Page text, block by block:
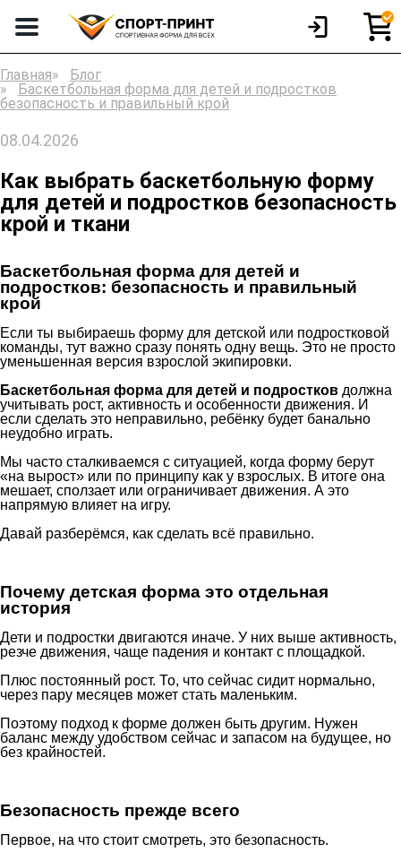
Главная
Блог
Баскетбольная форма для детей и подростков
безопасность и правильный крой
08.04.2026
Как выбрать баскетбольную форму
для детей и подростков безопасность
крой и ткани
Баскетбольная форма для детей и
подростков: безопасность и правильный
крой
Если ты выбираешь форму для детской или подростковой
команды, тут важно сразу понять одну вещь. Это не просто
уменьшенная версия взрослой экипировки.
Баскетбольная форма для детей и подростков должна
учитывать рост, активность и особенности движения. И
если сделать это неправильно, ребёнку будет банально
неудобно играть.
Мы часто сталкиваемся с ситуацией, когда форму берут
«на вырост» или по принципу как у взрослых. В итоге она
мешает, сползает или ограничивает движения. А это
напрямую влияет на игру.
Давай разберёмся, как сделать всё правильно.
Почему детская форма это отдельная
история
Дети и подростки двигаются иначе. У них выше активность,
резче движения, чаще падения и контакт с площадкой.
Плюс постоянный рост. То, что сейчас сидит нормально,
через пару месяцев может стать маленьким.
Поэтому подход к форме должен быть другим. Нужен
баланс между удобством сейчас и запасом на будущее, но
без крайностей.
Безопасность прежде всего
Первое, на что стоит смотреть, это безопасность.